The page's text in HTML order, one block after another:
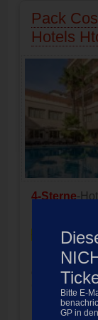
Bitte E-
GP in
Pack
Hotels
4-Sterne-
/Royal
Entfernung
Paket
Catalunya
Circuit de